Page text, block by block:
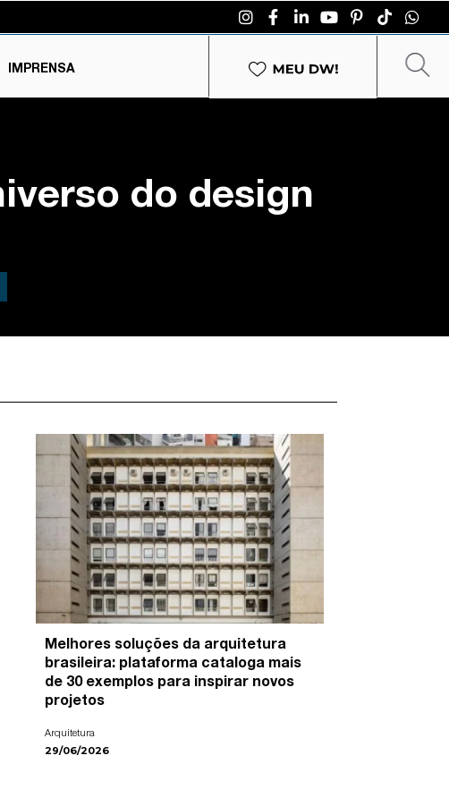
IMPRENSA
do design
Melhores soluções da arquitetura
brasileira: plataforma cataloga mais
de 30 exemplos para inspirar novos
projetos
Arquitetura
29/06/2026